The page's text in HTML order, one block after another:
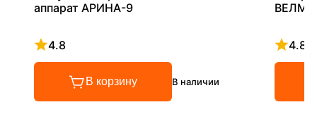
аппарат АРИНА-9
4.8
Рейтинг 4.8 из 5
В корзину В наличии
4.8